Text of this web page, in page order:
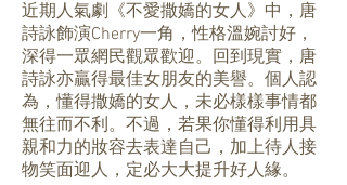
近期人氣劇《不愛撒嬌的女人》中，唐
詩詠飾演Cherry一角，性格溫婉討好，
深得一眾網民觀眾歡迎。回到現實，唐
詩詠亦贏得最佳女朋友的美譽。個人認
為，懂得撒嬌的女人，未必樣樣事情都
無往而不利。不過，若果你懂得利用具
親和力的妝容去表達自己，加上待人接
物笑面迎人，定必大大提升好人緣。